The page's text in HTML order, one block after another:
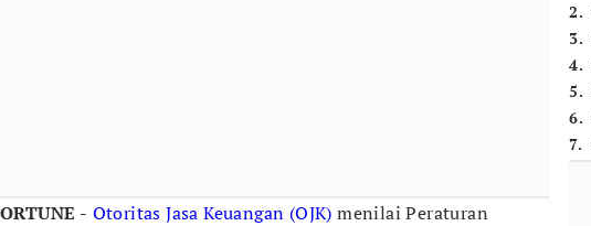
- Otoritas Jasa Keuangan (OJK) menilai Peraturan
2.
3.
4.
5.
6.
7.